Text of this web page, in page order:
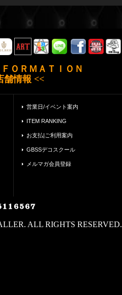
ＯＲＭＡＴＩＯＮ
舗情報 <<
営業日/イベント案内
ITEM RANKING
お支払|ご利用案内
GBSSデコスクール
メルマガ会員登録
ALL RIGHTS RESERVED.